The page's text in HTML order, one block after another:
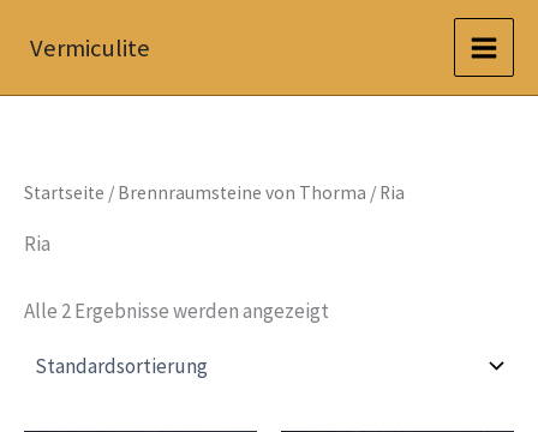
InhaltVermiculite
Startseite / Brennraumsteine von Thorma / Ria
Ria
Alle 2 Ergebnisse werden angezeigt